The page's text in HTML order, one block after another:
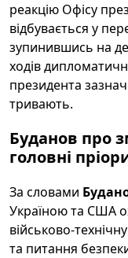
реакцію Офісу
відбувається у
зупинившись на
ходів
президента
тривають.
Буданов про
головні
За словами
Україною та США
військово-
та питання